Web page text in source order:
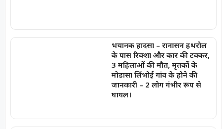
भयानक हादसा – रानासन हथरोल
के पास रिक्शा और कार की टक्कर,
3 महिलाओं की मौत, मृतकों के
मोडासा लिंभोई गांव के होने की
जानकारी – 2 लोग गंभीर रूप से
घायल।